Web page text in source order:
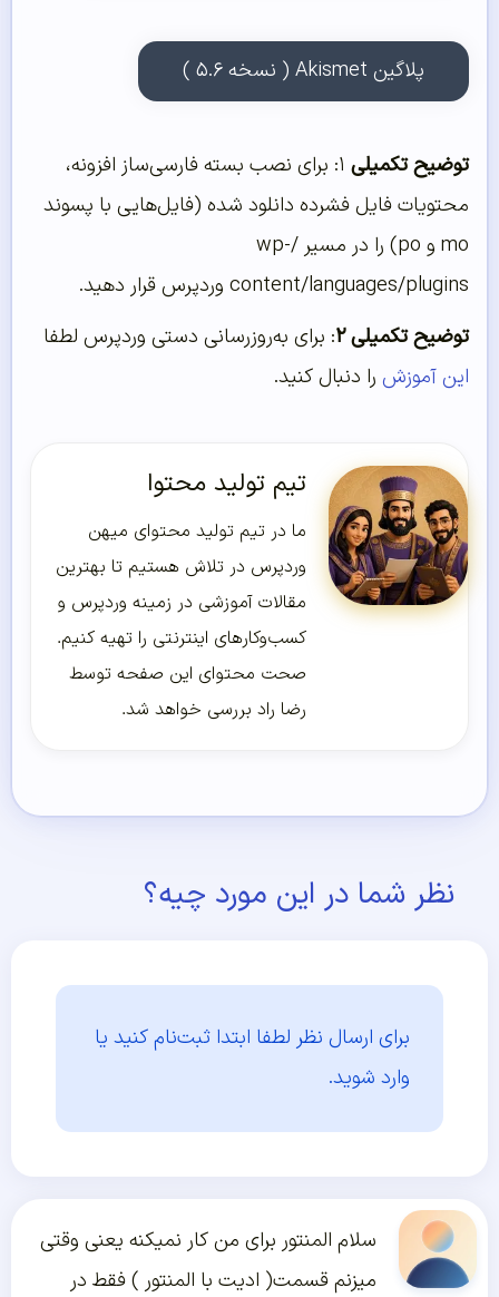
پلاگین Akismet ( نسخه ۵.۶ )
توضیح تکمیلی ۱: برای نصب بسته فارسی‌ساز افزونه،
محتویات فایل فشرده دانلود شده (فایل‌هایی با پسوند
mo و po) را در مسیر /wp-
content/languages/plugins وردپرس قرار دهید.
توضیح تکمیلی ۲ : برای به‌روزرسانی دستی وردپرس لطفا
این آموزش را دنبال کنید.
تیم تولید محتوا
ما در تیم تولید محتوای میهن
وردپرس در تلاش هستیم تا بهترین
مقالات آموزشی در زمینه وردپرس و
کسب‌و‌کارهای اینترنتی را تهیه کنیم.
صحت محتوای این صفحه توسط
رضا راد بررسی خواهد شد.
نظر شما در این مورد چیه؟
برای ارسال نظر لطفا ابتدا ثبت‌نام کنید یا
وارد شوید.
سلام المنتور برای من کار نمیکنه یعنی وقتی
میزنم قسمت( ادیت با المنتور ) فقط در